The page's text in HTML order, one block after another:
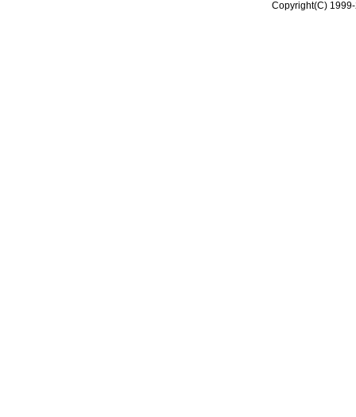
Copyright(C)